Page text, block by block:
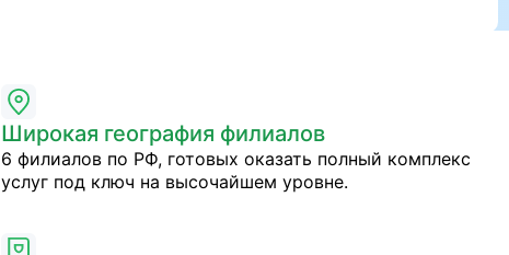
Широкая география филиалов
6 филиалов по РФ, готовых оказать полный комплекс
услуг под ключ на высочайшем уровне.